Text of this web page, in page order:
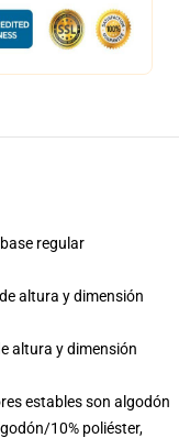
regular
altura y dimensión
altura y dimensión
estables son algodón
10% poliéster,